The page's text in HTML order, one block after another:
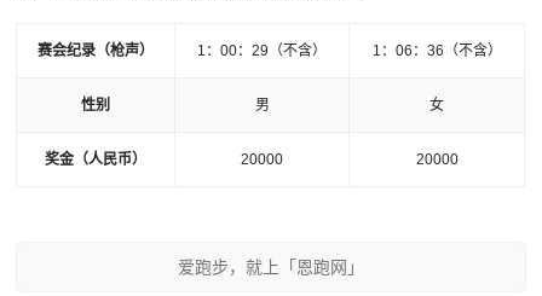
赛会纪录（枪声） 1：00：29（不含） 1：06：36（不含）
性别 男 女
奖金（人民币） 20000 20000
爱跑步，就上「恩跑网」